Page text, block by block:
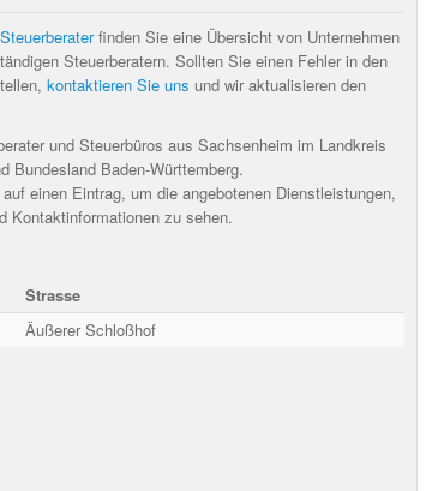
Steuerberaterfinden Sie eine Übersicht von Unternehmen
Steuerberatern. Sollten Sie einen Fehler in den
kontaktieren Sie uns und wir aktualisieren den
und Steuerbüros aus Sachsenheim im Landkreis
Bundesland Baden-Württemberg.
einen Eintrag, um die angebotenen Dienstleistungen,
Kontaktinformationen zu sehen.
Strasse
Äußerer Schloßhof